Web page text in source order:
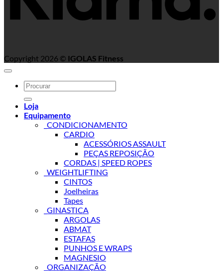
Copyright 2026 © IGOLAS Fitness
Search
for:
Loja
Equipamento
_CONDICIONAMENTO
CARDIO
ACESSÓRIOS ASSAULT
PEÇAS REPOSIÇÃO
CORDAS | SPEED ROPES
_WEIGHTLIFTING
CINTOS
Joelheiras
Tapes
_GINASTICA
ARGOLAS
ABMAT
ESTAFAS
PUNHOS E WRAPS
MAGNESIO
_ORGANIZAÇÃO